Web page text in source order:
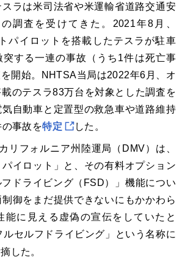
ラは米司法省や米運輸省道路交通安
調査を受けてきた。2021年8月、
パイロットを搭載したテスラが駐車
突する一連の事故（うち1件は死亡事
開始。NHTSA当局は2022年6月、オ
のテスラ83万台を対象とした調査を
自動車と定置型の救急車や道路維持
事故を特定 した。
リフォルニア州陸運局（DMV）は、
イロット」と、その有料オプション
ドライビング（FSD）」機能につい
御をまだ提供できないにもかかわら
能に見える虚偽の宣伝をしていたと
ルセルフドライビング」という名称に
した。